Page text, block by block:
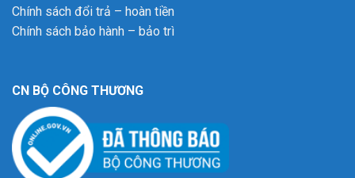
Chính sách đổi trả – hoàn tiền
Chính sách bảo hành – bảo trì
CN BỘ CÔNG THƯƠNG